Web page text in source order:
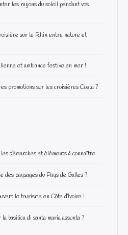
les rayons du soleil pendant vos
sur le Rhin entre nature et
et ambiance festive en mer !
promotions sur les croisières Costa ?
démarches et éléments à connaître
des paysages du Pays de Galles ?
le tourisme en Côte d’Ivoire !
basilica di santa maria assunta ?